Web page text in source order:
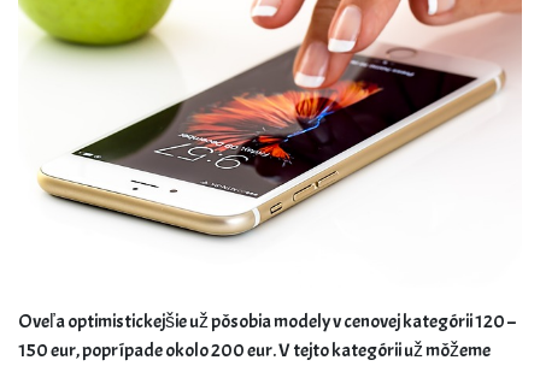
Oveľa optimistickejšie už pôsobia modely v cenovej kategórii 120 –
150 eur, poprípade okolo 200 eur. V tejto kategórii už môžeme